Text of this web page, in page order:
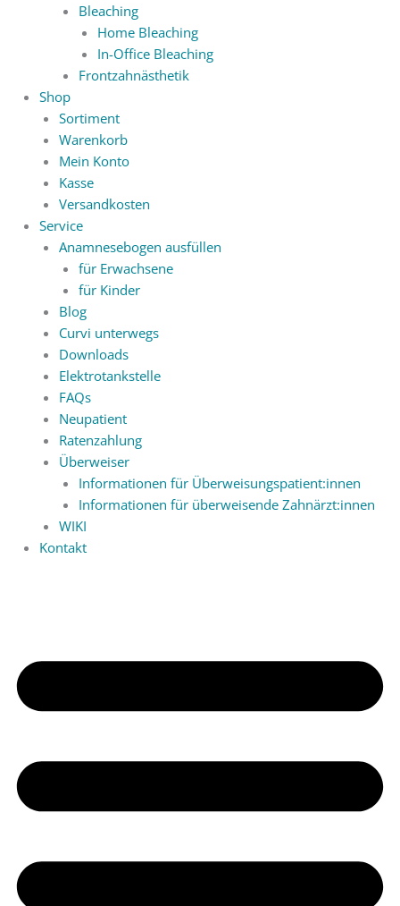
Bleaching
Home Bleaching
In-Office Bleaching
Frontzahnästhetik
Shop
Sortiment
Warenkorb
Mein Konto
Kasse
Versandkosten
Service
Anamnesebogen ausfüllen
für Erwachsene
für Kinder
Blog
Curvi unterwegs
Downloads
Elektrotankstelle
FAQs
Neupatient
Ratenzahlung
Überweiser
Informationen für Überweisungspatient:innen
Informationen für überweisende Zahnärzt:innen
WIKI
Kontakt